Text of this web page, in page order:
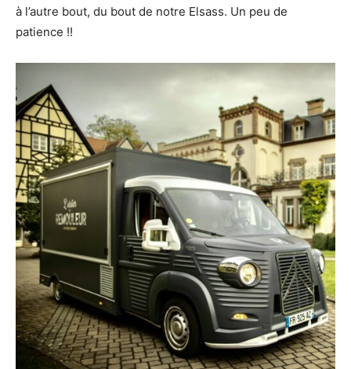
à l’autre bout, du bout de notre Elsass. Un peu de
patience !!